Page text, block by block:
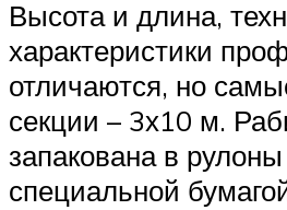
Высота и длина,
характеристики
отличаются, но
секции – 3х10 м.
запакована в
специальной